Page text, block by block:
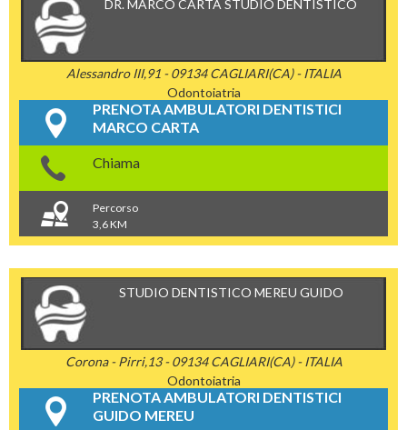
DR. MARCO CARTA STUDIO DENTISTICO
Alessandro III,91 - 09134 CAGLIARI(CA) - ITALIA
Odontoiatria
PRENOTA AMBULATORI DENTISTICI
MARCO CARTA
Chiama
Percorso
3,6 KM
STUDIO DENTISTICO MEREU GUIDO
Corona - Pirri,13 - 09134 CAGLIARI(CA) - ITALIA
Odontoiatria
PRENOTA AMBULATORI DENTISTICI
GUIDO MEREU